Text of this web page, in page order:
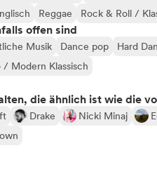
Reggae Rock & Roll /
offen sind
Musik Dance pop
Hard
/ Modern Klassisch
die ähnlich ist wie die
Drake Nicki Minaj